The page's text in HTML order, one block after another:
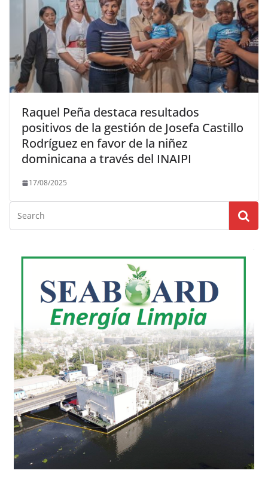
Raquel Peña destaca resultados
positivos de la gestión de Josefa Castillo
Rodríguez en favor de la niñez
dominicana a través del INAIPI
17/08/2025